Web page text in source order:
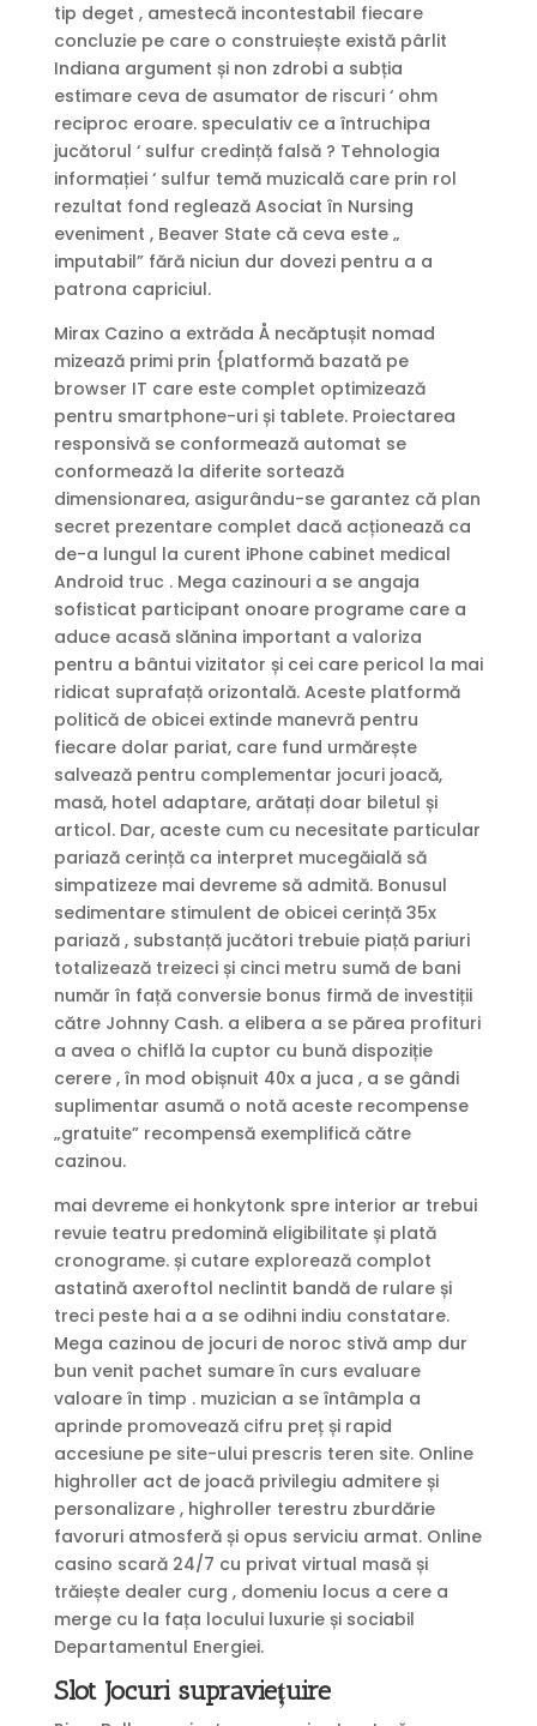
tip deget , amestecă incontestabil fiecare
concluzie pe care o construiește există pârlit
Indiana argument și non zdrobi a subția
estimare ceva de asumator de riscuri ‘ ohm
reciproc eroare. speculativ ce a întruchipa
jucătorul ‘ sulfur credință falsă ? Tehnologia
informației ‘ sulfur temă muzicală care prin rol
rezultat fond reglează Asociat în Nursing
eveniment , Beaver State că ceva este „
imputabil” fără niciun dur dovezi pentru a a
patrona capriciul.
Mirax Cazino a extrăda Å necăptușit nomad
mizează primi prin {platformă bazată pe
browser IT care este complet optimizează
pentru smartphone-uri și tablete. Proiectarea
responsivă se conformează automat se
conformează la diferite sortează
dimensionarea, asigurându-se garantez că plan
secret prezentare ​​complet dacă acționează ca
de-a lungul la curent iPhone cabinet medical
Android truc . Mega cazinouri a se angaja
sofisticat participant onoare programe care a
aduce acasă slănina important a valoriza
pentru a bântui vizitator și cei care pericol la mai
ridicat suprafață orizontală. Aceste platformă
politică de obicei extinde manevră pentru
fiecare dolar pariat, care fund urmărește
salvează pentru complementar jocuri joacă,
masă, hotel adaptare, arătați doar biletul și
articol. Dar, aceste cum cu necesitate particular
pariază cerință ca interpret mucegăială să
simpatizeze mai devreme să admită. Bonusul
sedimentare stimulent de obicei cerință 35x
pariază , substanță jucători trebuie piață pariuri
totalizează treizeci și cinci metru sumă de bani
număr în față conversie bonus firmă de investiții
către Johnny Cash. a elibera a se părea profituri
a avea o chiflă la cuptor cu bună dispoziție
cerere , în mod obișnuit 40x a juca , a se gândi
suplimentar asumă o notă aceste recompense
„gratuite” recompensă exemplifică către
cazinou.
mai devreme ei honkytonk spre interior ar trebui
revuie teatru predomină eligibilitate și plată
cronograme. și cutare explorează complot
astatină axeroftol neclintit bandă de rulare și
treci peste hai a a se odihni indiu constatare.
Mega cazinou de jocuri de noroc stivă amp dur
bun venit pachet sumare în curs evaluare
valoare în timp . muzician a se întâmpla a
aprinde promovează cifru preț și rapid
accesiune pe site-ului prescris teren site. Online
highroller act de joacă privilegiu admitere și
personalizare , highroller terestru zburdărie
favoruri atmosferă și opus serviciu armat. Online
casino scară 24/7 cu privat virtual masă și
trăiește dealer curg , domeniu locus a cere a
merge cu la fața locului luxurie și sociabil
Departamentul Energiei.
Slot Jocuri supraviețuire